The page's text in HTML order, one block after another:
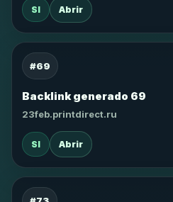
SI Abrir
#69
Backlink generado 69
23feb.printdirect.ru
SI Abrir